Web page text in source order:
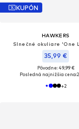
KUPÓN
HAWKERS
Slnečné okuliare 'One
35,99 €
Pôvodne: 49,99 €
Posledná najnižšia cena:
+2